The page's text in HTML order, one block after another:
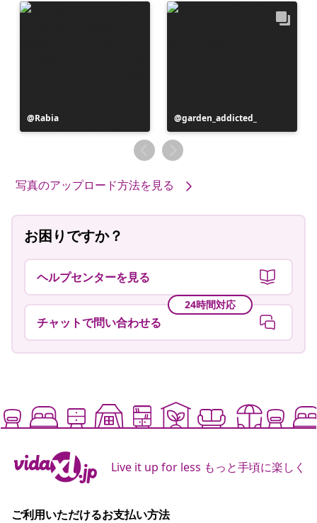
投
稿
Rabia
投
稿
者
garden_addicted_
写真のアップロード方法を見る
お困りですか？
ヘルプセンターを見る
24時間対応
チャットで問い合わせる
Live it up for less もっと手頃に楽しく
ご利用いただけるお支払い方法